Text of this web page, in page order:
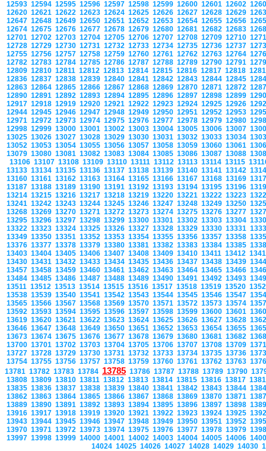
12593 12594 12595 12596 12597 12598 12599 12600 12601 12602
12620 12621 12622 12623 12624 12625 12626 12627 12628 12629
12647 12648 12649 12650 12651 12652 12653 12654 12655 12656
12674 12675 12676 12677 12678 12679 12680 12681 12682 12683
12701 12702 12703 12704 12705 12706 12707 12708 12709 12710
12728 12729 12730 12731 12732 12733 12734 12735 12736 12737
12755 12756 12757 12758 12759 12760 12761 12762 12763 12764
12782 12783 12784 12785 12786 12787 12788 12789 12790 12791
12809 12810 12811 12812 12813 12814 12815 12816 12817 12818
12836 12837 12838 12839 12840 12841 12842 12843 12844 12845
12863 12864 12865 12866 12867 12868 12869 12870 12871 12872
12890 12891 12892 12893 12894 12895 12896 12897 12898 12899
12917 12918 12919 12920 12921 12922 12923 12924 12925 12926
12944 12945 12946 12947 12948 12949 12950 12951 12952 12953
12971 12972 12973 12974 12975 12976 12977 12978 12979 12980
12998 12999 13000 13001 13002 13003 13004 13005 13006 13007
13025 13026 13027 13028 13029 13030 13031 13032 13033 13034
13052 13053 13054 13055 13056 13057 13058 13059 13060 13061
13079 13080 13081 13082 13083 13084 13085 13086 13087 13088
13106 13107 13108 13109 13110 13111 13112 13113 13114 13115
13133 13134 13135 13136 13137 13138 13139 13140 13141 13142
13160 13161 13162 13163 13164 13165 13166 13167 13168 13169
13187 13188 13189 13190 13191 13192 13193 13194 13195 13196
13214 13215 13216 13217 13218 13219 13220 13221 13222 13223
13241 13242 13243 13244 13245 13246 13247 13248 13249 13250
13268 13269 13270 13271 13272 13273 13274 13275 13276 13277
13295 13296 13297 13298 13299 13300 13301 13302 13303 13304
13322 13323 13324 13325 13326 13327 13328 13329 13330 13331
13349 13350 13351 13352 13353 13354 13355 13356 13357 13358
13376 13377 13378 13379 13380 13381 13382 13383 13384 13385
13403 13404 13405 13406 13407 13408 13409 13410 13411 13412
13430 13431 13432 13433 13434 13435 13436 13437 13438 13439
13457 13458 13459 13460 13461 13462 13463 13464 13465 13466
13484 13485 13486 13487 13488 13489 13490 13491 13492 13493
13511 13512 13513 13514 13515 13516 13517 13518 13519 13520
13538 13539 13540 13541 13542 13543 13544 13545 13546 13547
13565 13566 13567 13568 13569 13570 13571 13572 13573 13574
13592 13593 13594 13595 13596 13597 13598 13599 13600 13601
13619 13620 13621 13622 13623 13624 13625 13626 13627 13628
13646 13647 13648 13649 13650 13651 13652 13653 13654 13655
13673 13674 13675 13676 13677 13678 13679 13680 13681 13682
13700 13701 13702 13703 13704 13705 13706 13707 13708 13709
13727 13728 13729 13730 13731 13732 13733 13734 13735 13736
13754 13755 13756 13757 13758 13759 13760 13761 13762 13763
13781 13782 13783 13784 13785 13786 13787 13788 13789 13790
13808 13809 13810 13811 13812 13813 13814 13815 13816 13817
13835 13836 13837 13838 13839 13840 13841 13842 13843 13844
13862 13863 13864 13865 13866 13867 13868 13869 13870 13871
13889 13890 13891 13892 13893 13894 13895 13896 13897 13898
13916 13917 13918 13919 13920 13921 13922 13923 13924 13925
13943 13944 13945 13946 13947 13948 13949 13950 13951 13952
13970 13971 13972 13973 13974 13975 13976 13977 13978 13979
13997 13998 13999 14000 14001 14002 14003 14004 14005 14006
14024 14025 14026 14027 14028 14029 14030